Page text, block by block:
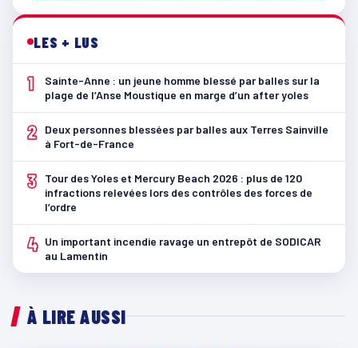
LES + LUS
1
Sainte-Anne : un jeune homme blessé par balles sur la
plage de l’Anse Moustique en marge d’un after yoles
2
Deux personnes blessées par balles aux Terres Sainville
à Fort-de-France
3
Tour des Yoles et Mercury Beach 2026 : plus de 120
infractions relevées lors des contrôles des forces de
l’ordre
4 Un important incendie ravage un entrepôt de SODICAR
au Lamentin
À LIRE AUSSI